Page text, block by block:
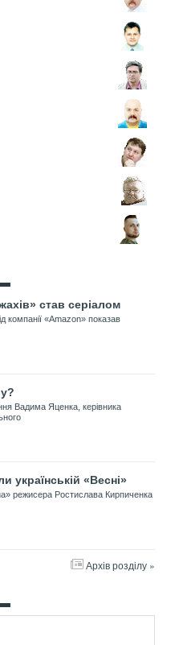
став серіалом
компанії «Amazon» показав
Вадима Яценка, керівника
українській «Весні»
режисера Ростислава Кирпиченка
Архів розділу »